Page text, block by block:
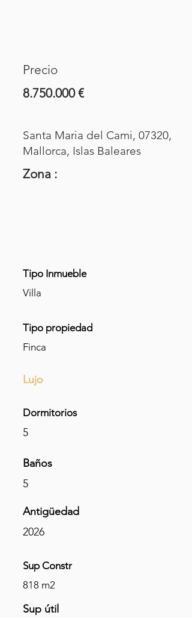
Precio
8.750.000€
Santa Maria del Cami, 07320,
Mallorca, Islas Baleares
Zona :
Tipo Inmueble
Villa
Tipo propiedad
Finca
Lujo
Dormitorios
5
Baños
5
Antigüedad
2026
Sup Constr
818 m2
Sup útil